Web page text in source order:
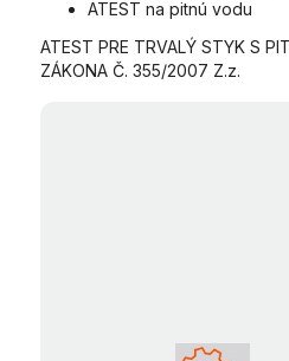
ATEST na pitnú vodu
ATEST PRE TRVALÝ STYK S
ZÁKONA Č. 355/2007 Z.z.